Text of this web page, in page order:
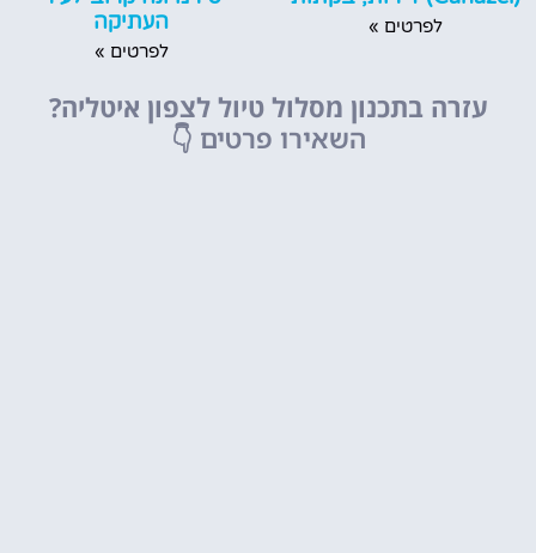
לפרטים »
העתיקה
לפרטים »
עזרה בתכנון מסלול טיול לצפון איטליה?
השאירו פרטים 👇